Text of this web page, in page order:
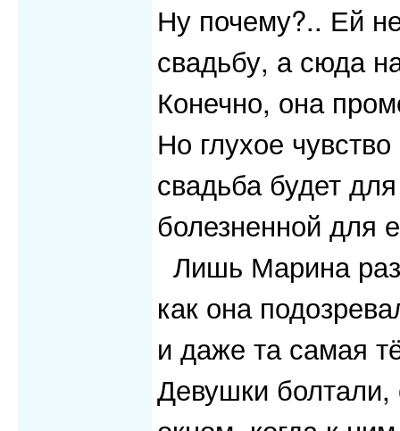
Ну почему?.. Ей
свадьбу, а сюда
Конечно, она
Но глухое
свадьба будет
болезненной для
Лишь Марина
как она
и даже та самая
Девушки болтали,